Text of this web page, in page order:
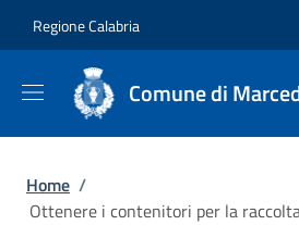
Regione Calabria
Comune di
Briciole di pane
Home /
Ottenere i contenitori per la